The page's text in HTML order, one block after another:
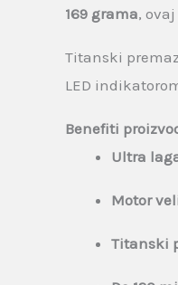
169 grama,
Titanski
LED
Benefiti
Ultra
Motor
Titanski